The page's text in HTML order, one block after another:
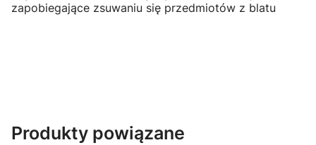
zapobiegające zsuwaniu się przedmiotów z blatu
Produkty powiązane